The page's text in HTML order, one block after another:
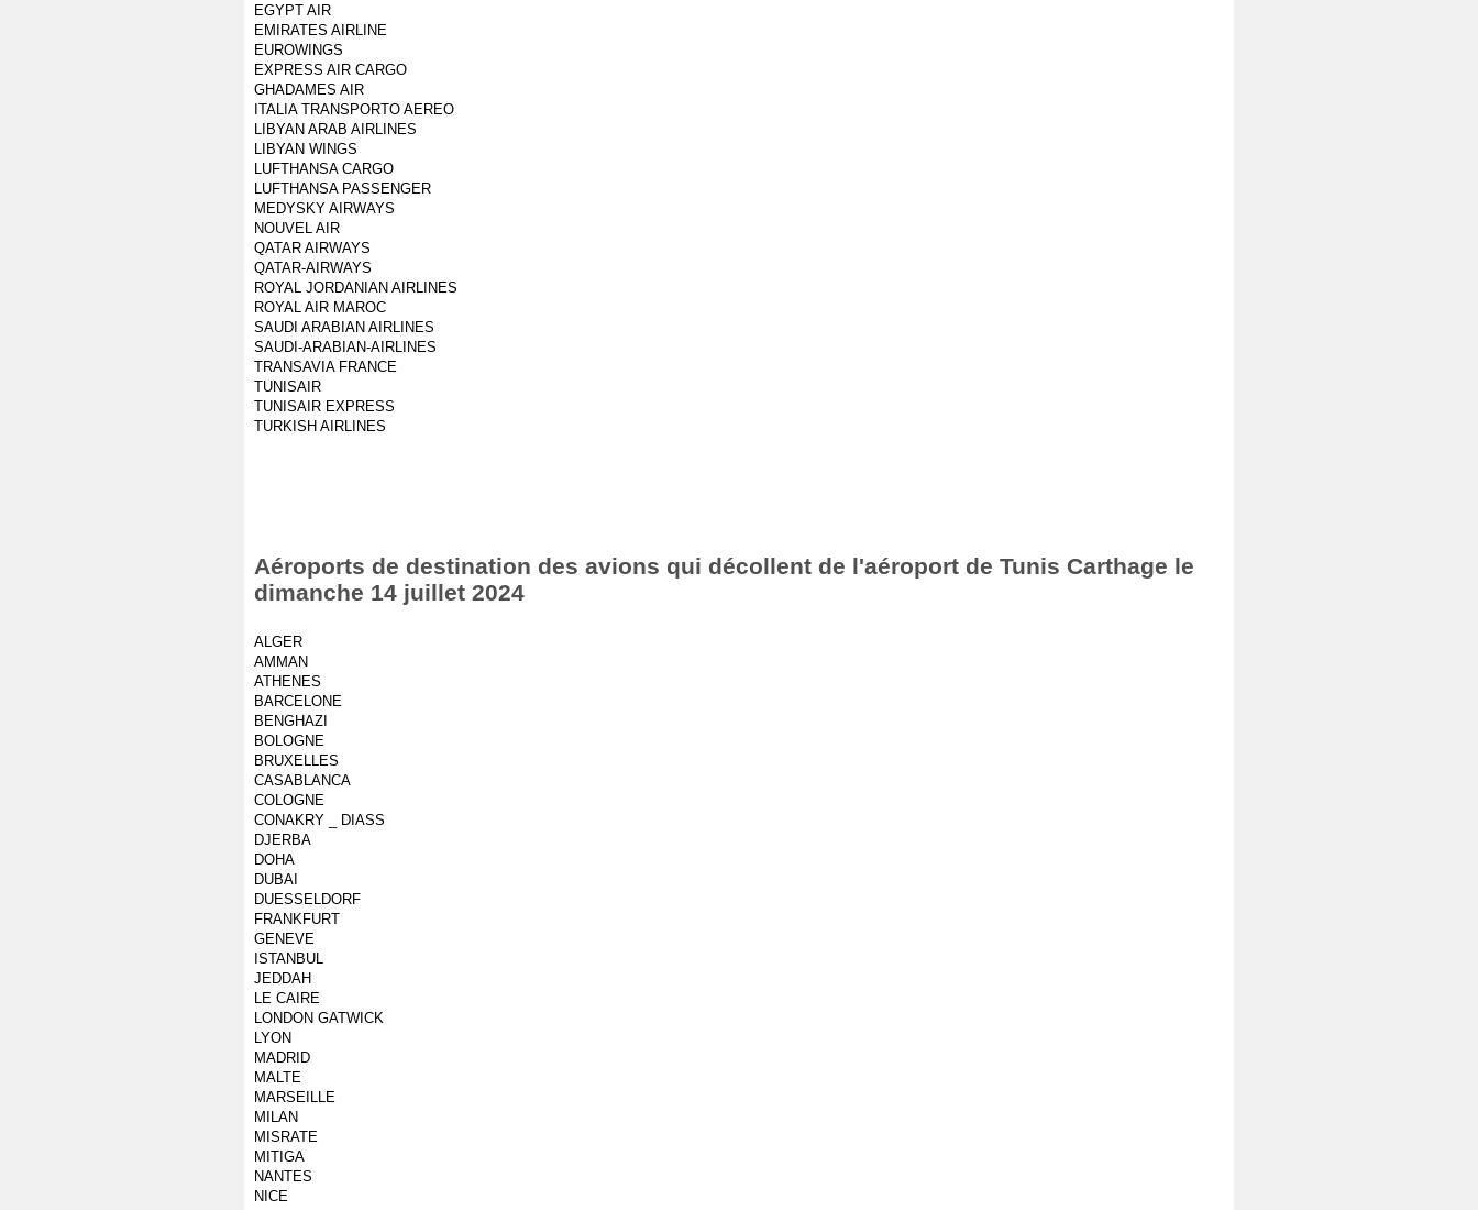
EGYPT AIR
EMIRATES AIRLINE
EUROWINGS
EXPRESS AIR CARGO
GHADAMES AIR
ITALIA TRANSPORTO AEREO
LIBYAN ARAB AIRLINES
LIBYAN WINGS
LUFTHANSA CARGO
LUFTHANSA PASSENGER
MEDYSKY AIRWAYS
NOUVEL AIR
QATAR AIRWAYS
QATAR-AIRWAYS
ROYAL JORDANIAN AIRLINES
ROYAL AIR MAROC
SAUDI ARABIAN AIRLINES
SAUDI-ARABIAN-AIRLINES
TRANSAVIA FRANCE
TUNISAIR
TUNISAIR EXPRESS
TURKISH AIRLINES
Aéroports de destination des avions qui décollent de l'aéroport de Tunis Carthage le
dimanche 14 juillet 2024
ALGER
AMMAN
ATHENES
BARCELONE
BENGHAZI
BOLOGNE
BRUXELLES
CASABLANCA
COLOGNE
CONAKRY _ DIASS
DJERBA
DOHA
DUBAI
DUESSELDORF
FRANKFURT
GENEVE
ISTANBUL
JEDDAH
LE CAIRE
LONDON GATWICK
LYON
MADRID
MALTE
MARSEILLE
MILAN
MISRATE
MITIGA
NANTES
NICE